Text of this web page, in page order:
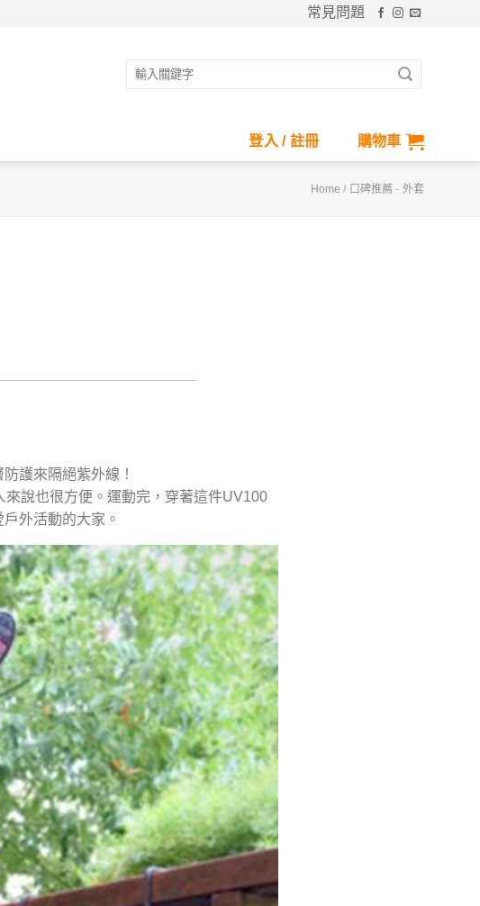
常見問題
搜
登入 / 註冊 購物車
Home / 口碑推薦 - 外套
護來隔絕紫外線！
說也很方便。運動完，穿著這件UV100
外活動的大家。